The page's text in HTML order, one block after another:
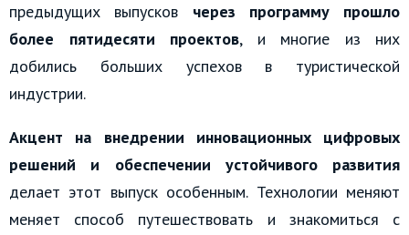
предыдущих выпусков через программу прошло
более пятидесяти проектов, и многие из них
добились больших успехов в туристической
индустрии.
Акцент на внедрении инновационных цифровых
решений и обеспечении устойчивого развития
делает этот выпуск особенным. Технологии меняют
меняет способ путешествовать и знакомиться с